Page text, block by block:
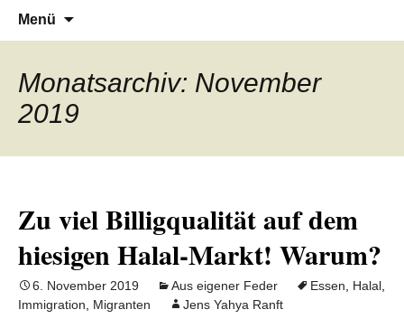
Al-Adala.de
Denn die Gerechtigkeit ist die Grundlage
von allem
Menü
Monatsarchiv: November
2019
Zu viel Billigqualität auf dem
hiesigen Halal-Markt! Warum?
6. November 2019 Aus eigener Feder Essen Halal
Immigration
Migranten Jens Yahya Ranft